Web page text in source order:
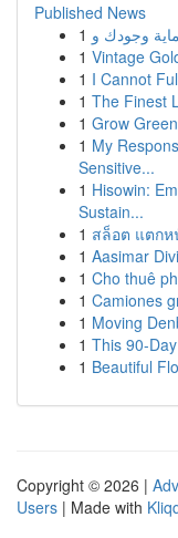
Published News
1
1 Vintage
1 I Cannot
1 The Finest
1 Grow
1 My
Sensitive...
1 Hisowin:
Sustain...
1 สล็อต แตกห
1 Aasimar
1 Cho thuê
1 Camiones
1 Moving
1 This 90-
1 Beautiful
Copyright © 2026 |
Users | Made with